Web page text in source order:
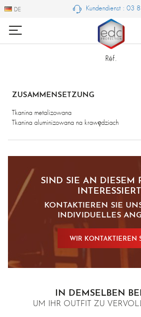
DE
DE Kundendienst : 03
Réf.
ZUSAMMENSETZUNG
Tkanina metalizowana
Tkanina aluminizowana na krawędziach
SIND SIE AN DIESEM
KONTAKTIEREN SIE
INDIVIDUELLES
WIR KONTAKTIEREN
IN DEMSELBEN
UM IHR OUTFIT ZU